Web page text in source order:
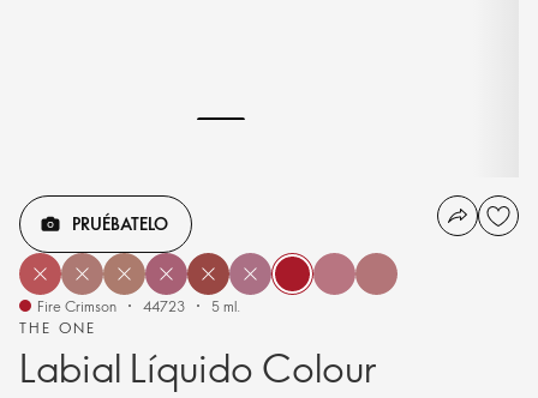
THE ONE
Labial Líquido Colour
PRUÉBATELO
Fire Crimson 44723 5 ml.